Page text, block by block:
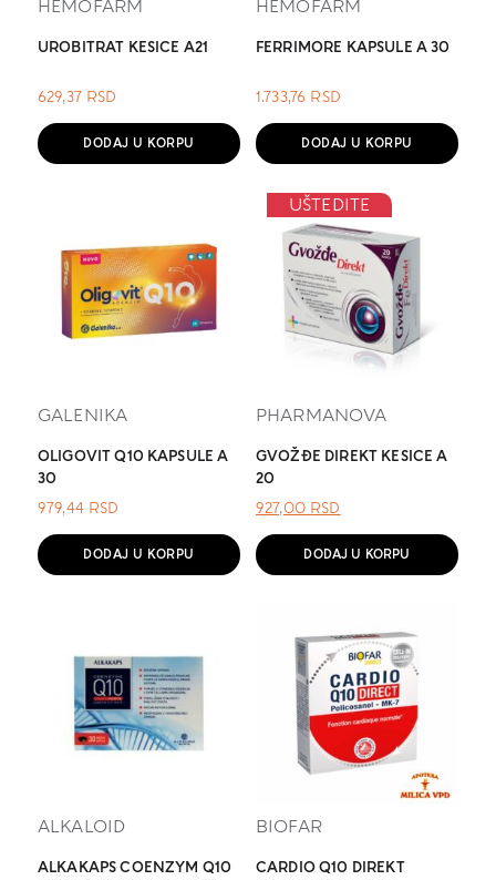
HEMOFARM
UROBITRAT KESICE A21
629,37 RSD
DODAJ U KORPU
HEMOFARM
FERRIMORE KAPSULE A 30
1.733,76 RSD
DODAJ U KORPU
GALENIKA
OLIGOVIT Q10 KAPSULE A
30
979,44 RSD
DODAJ U KORPU
UŠTEDITE
PHARMANOVA
GVOŽĐE DIREKT KESICE A
20
ОРИГИНАЛНА
ЈЕ
БИЛА:
927,00 RSD
ЈЕ:
DODAJ U KORPU
ALKALOID
ALKAKAPS COENZYM Q10
BIOFAR
CARDIO Q10 DIREKT